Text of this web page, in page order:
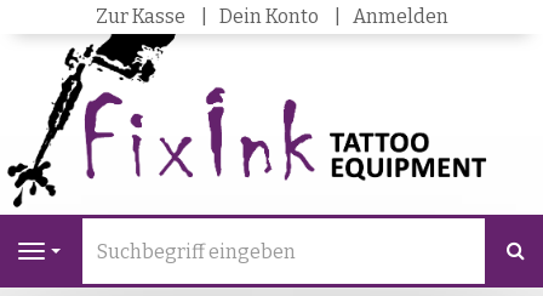
Zur Kasse Dein Konto Anmelden
Navigation